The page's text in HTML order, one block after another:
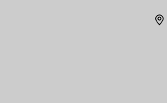
PÁGINA DA
de desconto em
desafio de regular